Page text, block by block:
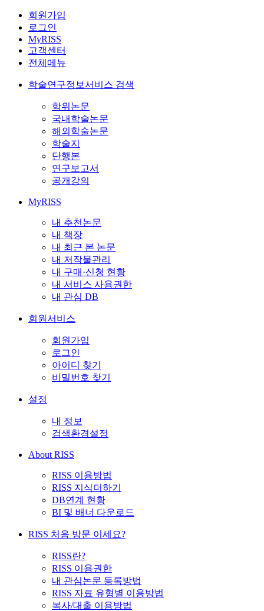
회원가입
로그인
MyRISS
고객센터
전체메뉴
학술연구정보서비스 검색
학위논문
국내학술논문
해외학술논문
학술지
단행본
연구보고서
공개강의
MyRISS
내 추천논문
내 책장
내 최근 본 논문
내 저작물관리
내 구매·신청 현황
내 서비스 사용권한
내 관심 DB
회원서비스
회원가입
로그인
아이디 찾기
비밀번호 찾기
설정
내 정보
검색환경설정
About RISS
RISS 이용방법
RISS 지식더하기
DB연계 현황
BI 및 배너 다운로드
RISS 처음 방문 이세요?
RISS란?
RISS 이용권한
내 관심논문 등록방법
RISS 자료 유형별 이용방법
복사/대출 이용방법